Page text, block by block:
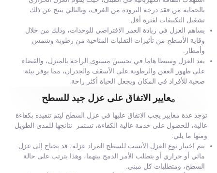
بالحماية من فقد درجة البرودة من الغرف، وبالتالي ينتج عن ذلك
تشغيل التكييفات لفترة أقل.
يساهم العزل في زيادة العمر الافتراضي للوحدات، وذلك من خلال
وقاية الأسطح من تأثيرات التقلبات المناخية من رطوبة وشمس
وأمطار.
يعد العزل وسيطا هاما في تحسين مستوى الراحة بالمنزل، والقضاء
على ظهور العفن والرطوبة على الأسقف والجدران، مما يوفر بيئة
صحية للأفراد في المكان ويجعل الحياة أكثر راحة.
معايير الاتفاق على عزل جيد للسطح
توجد عدة معايير يجب الاتفاق عليها في عزل السطح ليتم تنفيذه بكفاءة
عالية، للحصول على خدمة عالية الكفاءة، تستمر نتائجها للمدى الطويل
ومنها ما يلي:
يتم اختيار نوع العزل الأنسب للسطح المراد عزله، قد يحتاج إلى عزل
مائي أو حراري أو يتطلب الأمر الدمج بينهما، وهذا يترتب على حالة
السطح، ومتطلبات كل مبنى.